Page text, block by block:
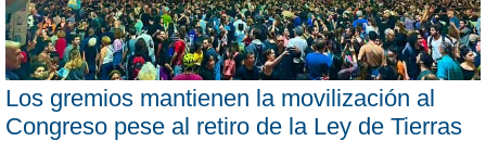
Los gremios mantienen la movilización al
Congreso pese al retiro de la Ley de Tierras